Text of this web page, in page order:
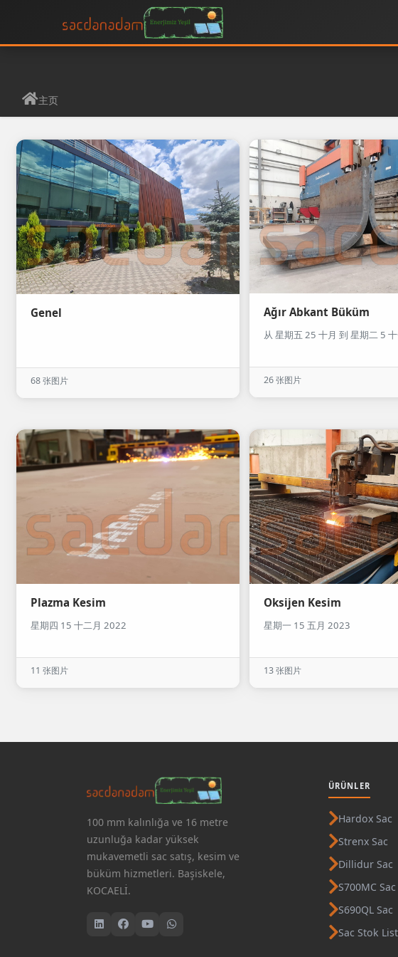
主页
Genel
68 张图片
Ağır Abkant Büküm
从 星期五 25 十月 到 星期二 5
26 张图片
Plazma Kesim
星期四 15 十二月 2022
11 张图片
Oksijen Kesim
星期一 15 五月 2023
13 张图片
100 mm kalınlığa ve 16 metre
uzunluğa kadar yüksek
mukavemetli sac satış, kesim ve
büküm hizmetleri. Başiskele,
KOCAELİ.
ÜRÜNLER
Hardox Sac
Strenx Sac
Dillidur Sac
S700MC Sac
S690QL Sac
Sac Stok